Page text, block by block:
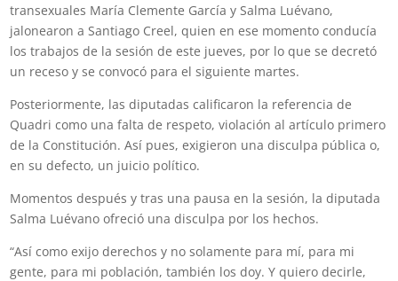
transexuales María Clemente García y Salma Luévano,
jalonearon a Santiago Creel, quien en ese momento conducía
los trabajos de la sesión de este jueves, por lo que se decretó
un receso y se convocó para el siguiente martes.
Posteriormente, las diputadas calificaron la referencia de
Quadri como una falta de respeto, violación al artículo primero
de la Constitución. Así pues, exigieron una disculpa pública o,
en su defecto, un juicio político.
Momentos después y tras una pausa en la sesión, la diputada
Salma Luévano ofreció una disculpa por los hechos.
“Así como exijo derechos y no solamente para mí, para mi
gente, para mi población, también los doy. Y quiero decirle,